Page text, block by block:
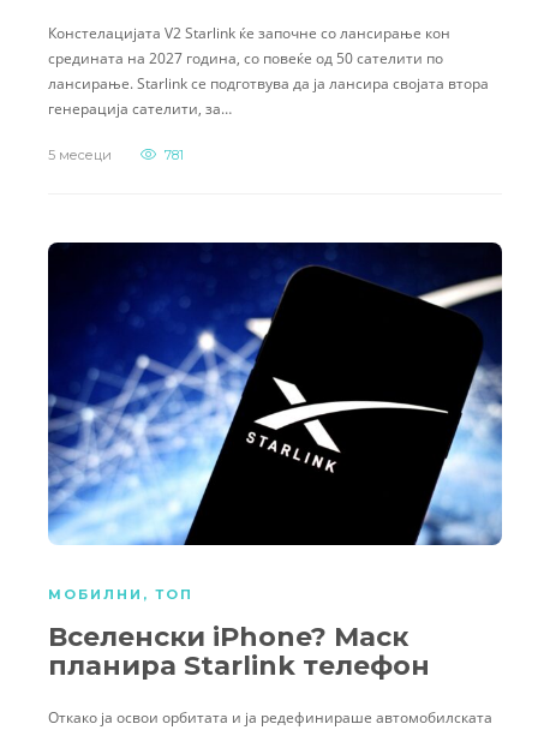
Констелацијата V2 Starlink ќе започне со лансирање кон
средината на 2027 година, со повеќе од 50 сателити по
лансирање. Starlink се подготвува да ја лансира својата втора
генерација сателити, за…
5 месеци 781
МОБИЛНИ , ТОП
Вселенски iPhone? Маск
планира Starlink телефон
Откако ја освои орбитата и ја редефинираше автомобилската